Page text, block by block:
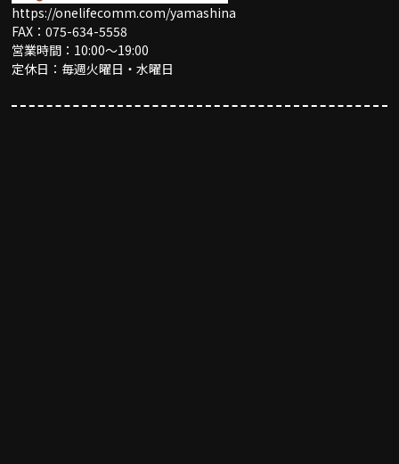
https://onelifecomm.com/yamashina
FAX：075-634-5558
営業時間：10:00〜19:00
定休日：毎週火曜日・水曜日